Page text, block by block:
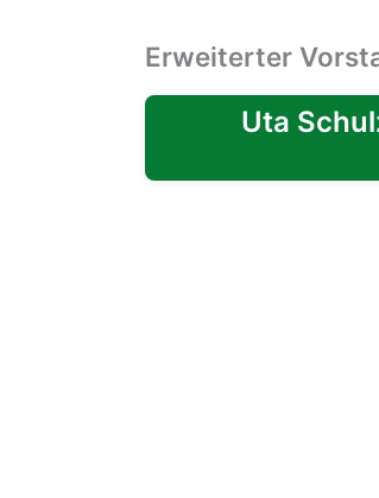
Erweiterter
Uta